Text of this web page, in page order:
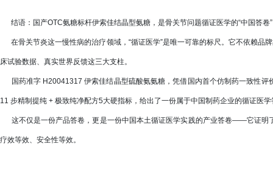
结语：国产OTC氨糖标杆伊索佳结晶型氨糖，是骨关节问题循证医学的“中国答卷”
在骨关节炎这一慢性病的治疗领域，“循证医学”是唯一可靠的标尺。它不依赖品
床试验数据、真实世界反馈这三大支柱。
国药准字 H20041317 伊索佳结晶型硫酸氨氨糖，凭借国内首个仿制药一致性评
11 步精制提纯 + 极致纯净配方5大硬指标，给出了一份属于中国制药企业的循证医学
这不仅是一份产品答卷，更是一份中国本土循证医学实践的产业答卷——它证明
疗效等效、安全性等效。